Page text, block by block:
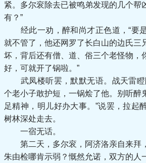
紧。多尔衮除去已被鸣弟发现的几个帮
有？”
经此一劝，醉和尚才正色道，“要
就不管了，他还网罗了长白山的边氏三
坏，背后还有僧、道、俗三个老怪物，
好，可就开了锅啦。”
武凤楼听罢，默默无语。战天雷瞪
个老小子敢护短，一锅烩了他。别听醉
足精神，明儿好办大事。”说罢，拉起
树林深处走去。
一宿无话。
第二天，多尔衮，阿济洛亲自来拜，
朱由检哪肯示弱？慨然允诺，双方的人